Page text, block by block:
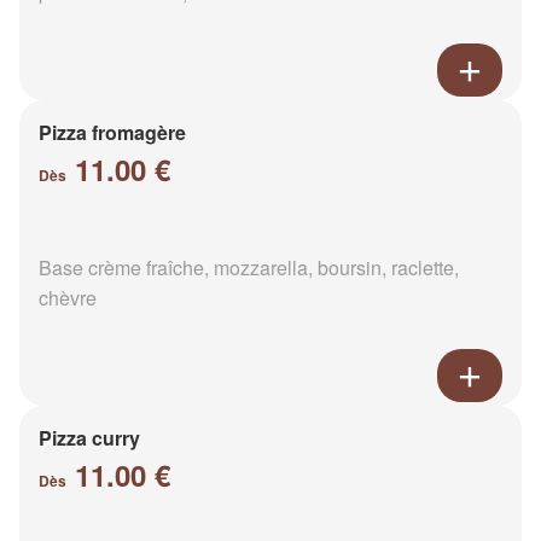
Pizza fromagère
Dès 11.00 €
Base crème fraîche, mozzarella, boursin, raclette,
chèvre
Pizza curry
Dès 11.00 €